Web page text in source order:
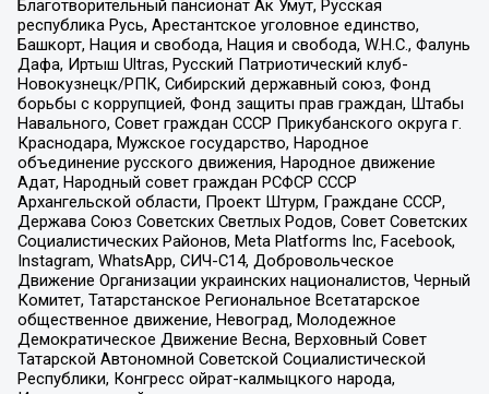
Благотворительный пансионат Ак Умут, Русская
республика Русь, Арестантское уголовное единство,
Башкорт, Нация и свобода, Нация и свобода, W.H.С., Фалунь
Дафа, Иртыш Ultras, Русский Патриотический клуб-
Новокузнецк/РПК, Сибирский державный союз, Фонд
борьбы с коррупцией, Фонд защиты прав граждан, Штабы
Навального, Совет граждан СССР Прикубанского округа г.
Краснодара, Мужское государство, Народное
объединение русского движения, Народное движение
Адат, Народный совет граждан РСФСР СССР
Архангельской области, Проект Штурм, Граждане СССР,
Держава Союз Советских Светлых Родов, Совет Советских
Социалистических Районов, Meta Platforms Inc, Facebook,
Instagram, WhatsApp, СИЧ-С14, Добровольческое
Движение Организации украинских националистов, Черный
Комитет, Татарстанское Региональное Всетатарское
общественное движение, Невоград, Молодежное
Демократическое Движение Весна, Верховный Совет
Татарской Автономной Советской Социалистической
Республики, Конгресс ойрат-калмыцкого народа,